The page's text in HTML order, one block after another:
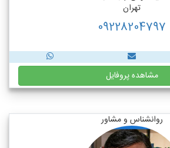
تهران
09228204797
مشاهده پروفایل
روانشناس و مشاور